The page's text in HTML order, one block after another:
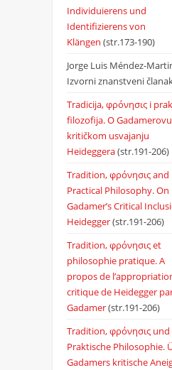
Individuierens und
Identifizierens von
Klängen (str.173-190)
Jorge Luis Méndez-
Izvorni znanstveni
Tradicija, φρόνησις i
filozofija. O Gadamerovu
kritičkom usvajanju
Heideggera(str.191-206)
Tradition, φρόνησις and
Practical Philosophy. On
Gadamer’s Critical
Heidegger(str.191-206)
Tradition, φρόνησις et
philosophie pratique. A
propos de
critique de Heidegger
Gadamer(str.191-206)
Tradition, φρόνησις und
Praktische Philosophie.
Gadamers kritische